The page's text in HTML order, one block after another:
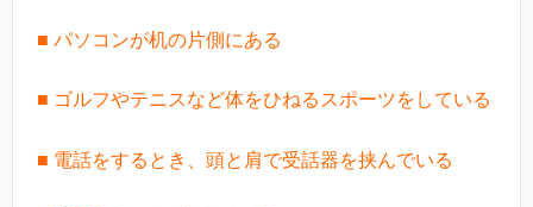
■ パソコンが机の片側にある
■ ゴルフやテニスなど体をひねるスポーツをしている
■ 電話をするとき、頭と肩で受話器を挟んでいる